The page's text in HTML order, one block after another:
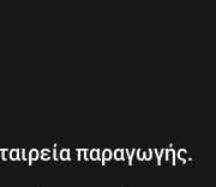
παραγωγής.